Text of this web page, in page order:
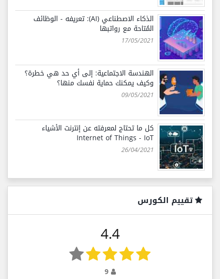
الذكاء الاصطناعي (AI): تعريفه - الوظائف
المُتاحة مع رواتبها
17/05/2021
الهندسة الاجتماعية: إلى أي حد هي خطرة؟
وكيف يمكنك حماية نفسك منها؟
09/05/2021
كل ما تحتاج لمعرفته عن إنترنت الأشياء
Internet of Things - IoT
26/04/2021
تقييم الكورس
4.4
9